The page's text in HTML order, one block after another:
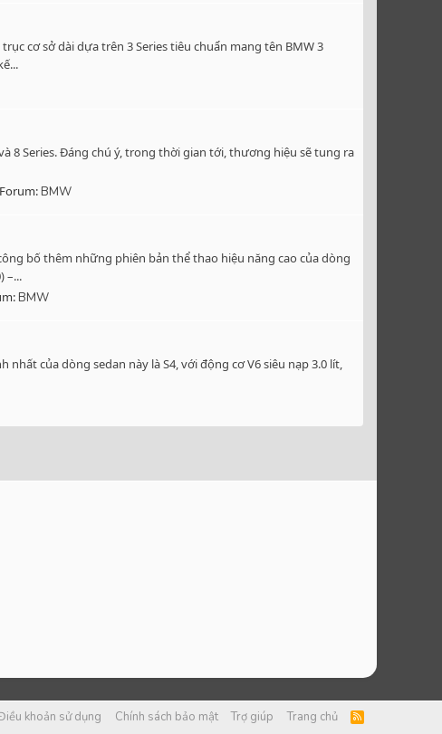
cơ sở dài dựa trên 3 Series tiêu chuẩn mang tên BMW 3
8 Series. Đáng chú ý, trong thời gian tới, thương hiệu sẽ tung ra
Forum:BMW
bố thêm những phiên bản thể thao hiệu năng cao của dòng
–...
BMW
của dòng sedan này là S4, với động cơ V6 siêu nạp 3.0 lít,
khoản sử dụng Chính sách bảo mật Trợ giúp Trang chủ
R
S